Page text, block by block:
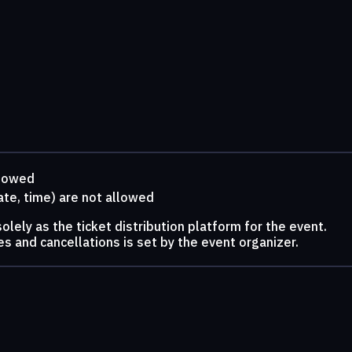
time) are not allowed
as the ticket distribution platform for the event.
and cancellations is set by the event organizer.